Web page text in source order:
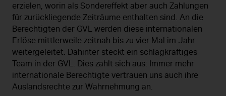
erzielen, worin als Sondereffekt aber auch Zahlungen
für zurückliegende Zeiträume enthalten sind. An die
Berechtigten der GVL werden diese internationalen
Erlöse mittlerweile zeitnah bis zu vier Mal im Jahr
weitergeleitet. Dahinter steckt ein schlagkräftiges
Team in der GVL. Dies zahlt sich aus: Immer mehr
internationale Berechtigte vertrauen uns auch ihre
Auslandsrechte zur Wahrnehmung an.